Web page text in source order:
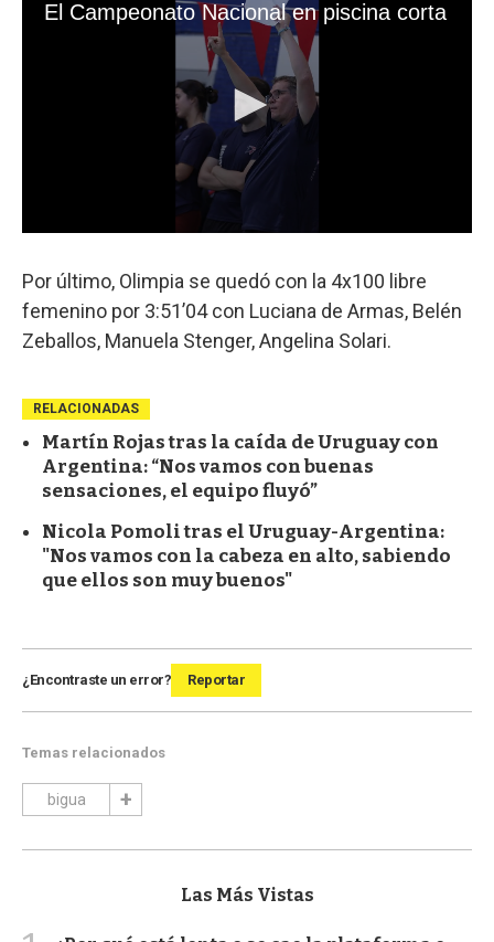
Por último, Olimpia se quedó con la 4x100 libre
femenino por 3:51’04 con Luciana de Armas, Belén
Zeballos, Manuela Stenger, Angelina Solari.
RELACIONADAS
Martín Rojas tras la caída de Uruguay con
Argentina: “Nos vamos con buenas
sensaciones, el equipo fluyó”
Nicola Pomoli tras el Uruguay-Argentina:
"Nos vamos con la cabeza en alto, sabiendo
que ellos son muy buenos"
¿Encontraste un error? Reportar
Temas relacionados
bigua
Las Más Vistas